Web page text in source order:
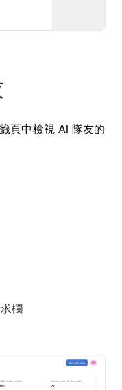
頁中檢視 AI 隊友的
欄